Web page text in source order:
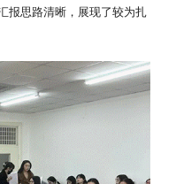
报思路清晰，展现了较为扎